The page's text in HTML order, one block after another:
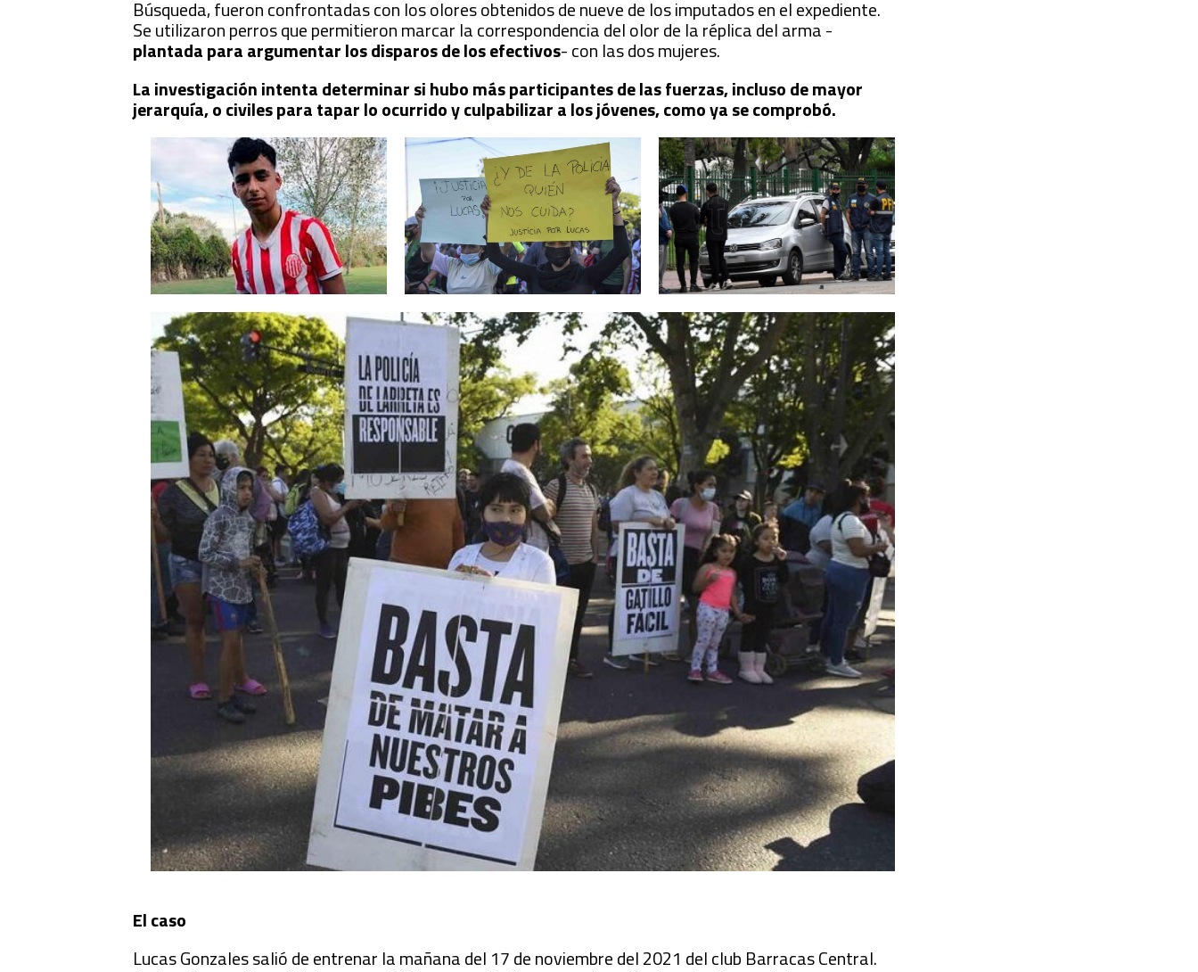
Búsqueda, fueron confrontadas con los olores obtenidos de nueve de los imputados en el expediente.
Se utilizaron perros que permitieron marcar la correspondencia del olor de la réplica del arma -
plantada para argumentar los disparos de los efectivos- con las dos mujeres.
La investigación intenta determinar si hubo más participantes de las fuerzas, incluso de mayor
jerarquía, o civiles para tapar lo ocurrido y culpabilizar a los jóvenes, como ya se comprobó.
El caso
Lucas Gonzales salió de entrenar la mañana del 17 de noviembre del 2021 del club Barracas Central.